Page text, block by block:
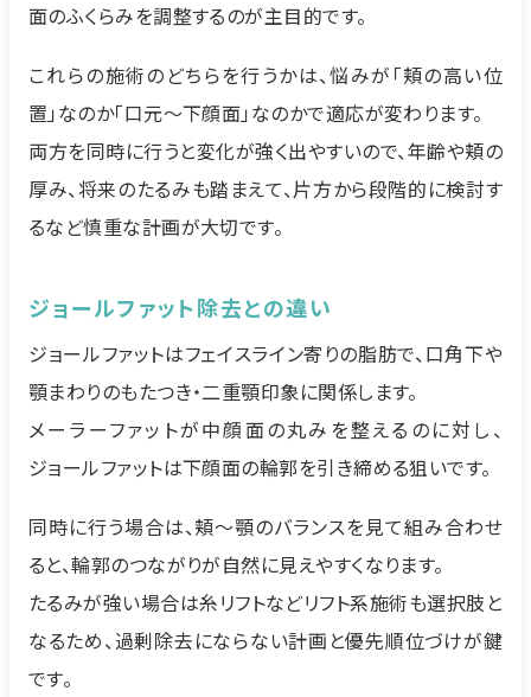
面のふくらみを調整するのが主目的です。
これらの施術のどちらを行うかは、悩みが「頬の高い位
置」なのか「口元〜下顔面」なのかで適応が変わります。
両方を同時に行うと変化が強く出やすいので、年齢や頬の
厚み、将来のたるみも踏まえて、片方から段階的に検討す
るなど慎重な計画が大切です。
ジョールファット除去との違い
ジョールファットはフェイスライン寄りの脂肪で、口角下や
顎まわりのもたつき・二重顎印象に関係します。
メーラーファットが中顔面の丸みを整えるのに対し、
ジョールファットは下顔面の輪郭を引き締める狙いです。
同時に行う場合は、頬〜顎のバランスを見て組み合わせ
ると、輪郭のつながりが自然に見えやすくなります。
たるみが強い場合は糸リフトなどリフト系施術も選択肢と
なるため、過剰除去にならない計画と優先順位づけが鍵
です。